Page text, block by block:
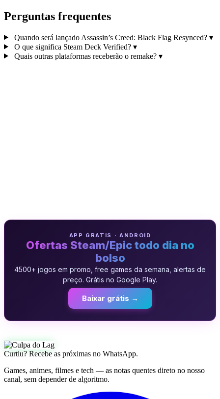
Perguntas frequentes
Quando será lançado Assassin’s Creed: Black Flag Resynced? ▾
O que significa Steam Deck Verified? ▾
Quais outras plataformas receberão o remake? ▾
APP GRATIS · ANDROID
Ofertas Steam/Epic todo dia no
bolso
4500+ jogos em promo, free games da semana, alertas de
preço. Grátis no Google Play.
Baixar grátis →
Curtiu? Recebe as próximas no WhatsApp.
Games, animes, filmes e tech — as notas quentes direto no nosso
canal, sem depender de algoritmo.